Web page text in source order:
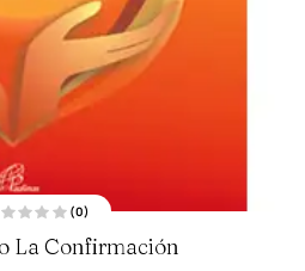
(0)
La Confirmación